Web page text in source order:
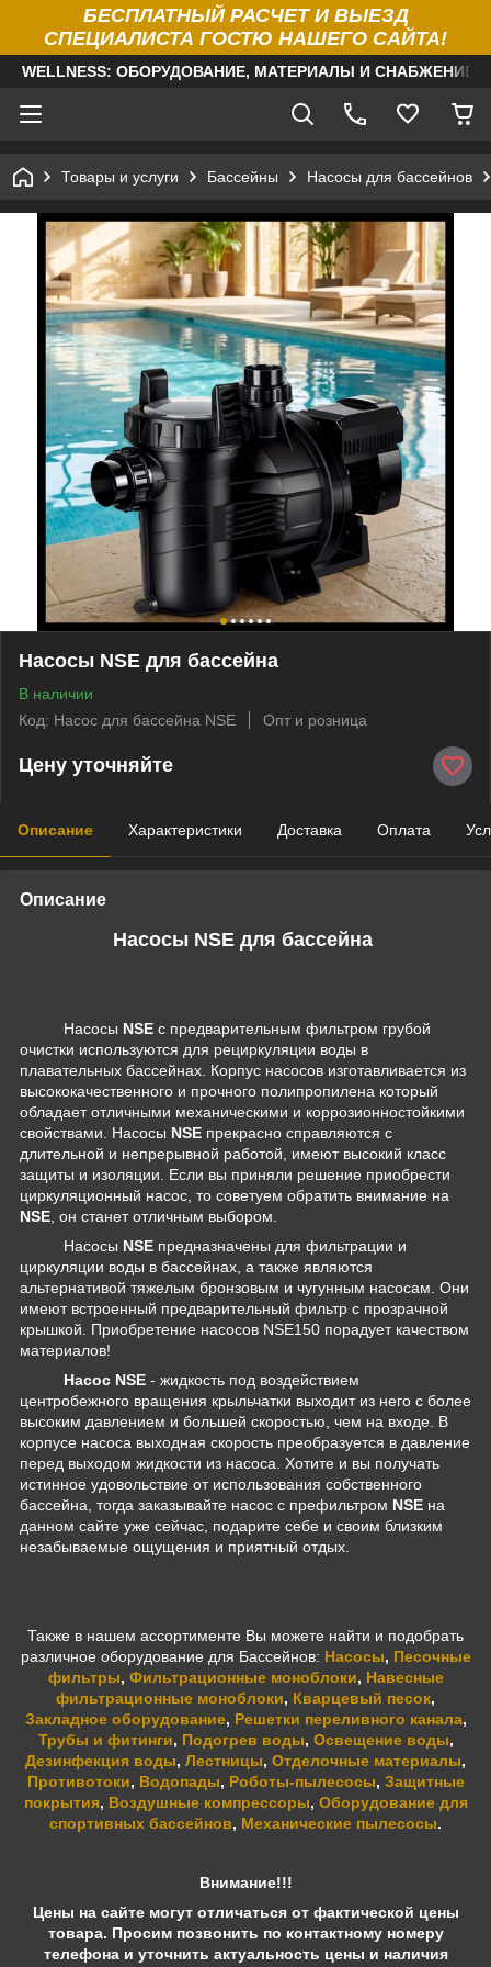
БЕСПЛАТНЫЙ РАСЧЕТ И ВЫЕЗД
СПЕЦИАЛИСТА ГОСТЮ НАШЕГО САЙТА!
WELLNESS: ОБОРУДОВАНИЕ, МАТЕРИАЛЫ И
Товары и услуги Бассейны Насосы для бассейнов
Насосы NSE для бассейна
В наличии
Код: Насос для бассейна NSE
Опт и розница
Цену уточняйте
Описание Характеристики Доставка Оплата
Описание
Насосы NSE для бассейна
Насосы NSE с предварительным фильтром грубой
очистки используются для рециркуляции воды в
плавательных бассейнах. Корпус насосов изготавливается из
высококачественного и прочного полипропилена который
обладает отличными механическими и коррозионностойкими
свойствами. Насосы NSE прекрасно справляются с
длительной и непрерывной работой, имеют высокий класс
защиты и изоляции. Если вы приняли решение приобрести
циркуляционный насос, то советуем обратить внимание на
NSE, он станет отличным выбором.
Насосы NSE предназначены для фильтрации и
циркуляции воды в бассейнах, а также являются
альтернативой тяжелым бронзовым и чугунным насосам. Они
имеют встроенный предварительный фильтр с прозрачной
крышкой. Приобретение насосов NSE150 порадует качеством
материалов!
Насос NSE - жидкость под воздействием
центробежного вращения крыльчатки выходит из него с более
высоким давлением и большей скоростью, чем на входе. В
корпусе насоса выходная скорость преобразуется в давление
перед выходом жидкости из насоса. Хотите и вы получать
истинное удовольствие от использования собственного
бассейна, тогда заказывайте насос с префильтром NSE на
данном сайте уже сейчас, подарите себе и своим близким
незабываемые ощущения и приятный отдых.
Также в нашем ассортименте Вы можете найти и подобрать
различное оборудование для Бассейнов: Насосы, Песочные
фильтры, Фильтрационные моноблоки, Навесные
фильтрационные моноблоки, Кварцевый песок,
Закладное оборудование, Решетки переливного канала,
Трубы и фитинги, Подогрев воды, Освещение воды,
Дезинфекция воды, Лестницы, Отделочные материалы,
Противотоки, Водопады, Роботы-пылесосы, Защитные
покрытия, Воздушные компрессоры, Оборудование для
спортивных бассейнов, Механические пылесосы.
Внимание!!!
Цены на сайте могут отличаться от фактической цены
товара. Просим позвонить по контактному номеру
телефона и уточнить актуальность цены и наличия